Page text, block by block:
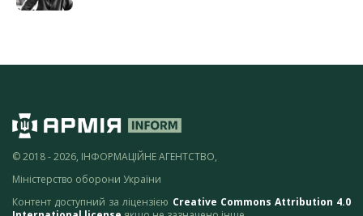
© 2018 - 2026, ІНФОРМАЦІЙНЕ АГЕНТСТВО,
Міністерство оборони України
Контент доступний за ліцензією Creative Commons Attribution 4.0